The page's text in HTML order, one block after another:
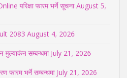
परिक्षा फारम भर्ने सूचना August 5,
2083 August 4, 2026
मुल्याकंन सम्बन्धमा July 21, 2026
फारम भर्ने सम्बन्धमा July 21, 2026